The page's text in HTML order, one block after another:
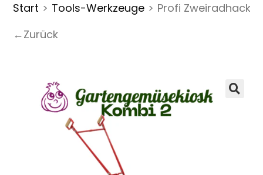
Start > Tools-Werkzeuge > Profi Zweiradhacke
←Zurück